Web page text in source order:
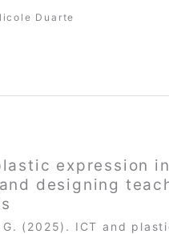
Duarte
expression
designing
(2025). ICT and